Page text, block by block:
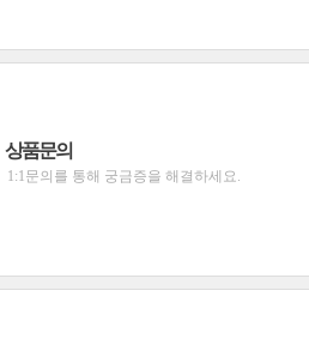
상품문의
1:1문의를 통해 궁금증을 해결하세요.